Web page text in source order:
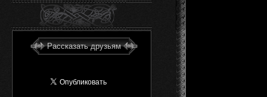
Рассказать друзьям